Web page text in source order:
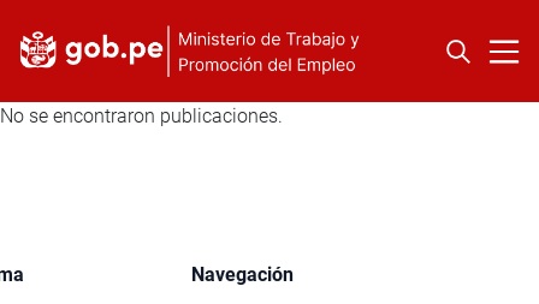
No se encontraron publicaciones.
Navegación